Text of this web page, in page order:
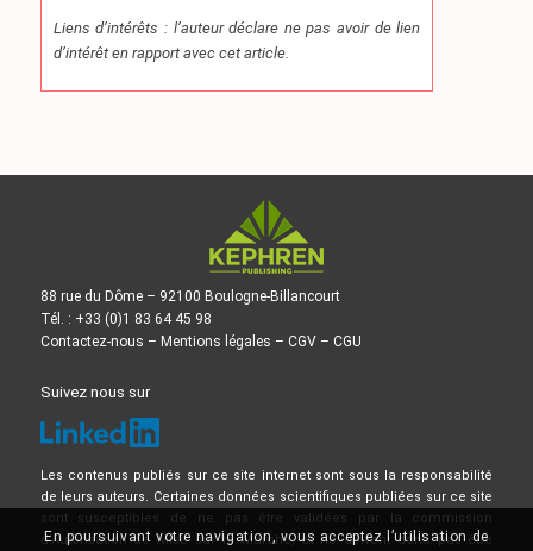
Liens d’intérêts : l’auteur déclare ne pas avoir de lien
d’intérêt en rapport avec cet article.
88 rue du Dôme – 92100 Boulogne-Billancourt
Tél. : +33 (0)1 83 64 45 98
Contactez-nous – Mentions légales – CGV– CGU
Suivez nous sur
Les contenus publiés sur ce site internet sont sous la responsabilité
de leurs auteurs. Certaines données scientifiques publiées sur ce site
sont susceptibles de ne pas être validées par la commission
d’Autorisation de Mise sur le Marché, et ne doivent donc pas être
En poursuivant votre navigation, vous acceptez l’utilisation de